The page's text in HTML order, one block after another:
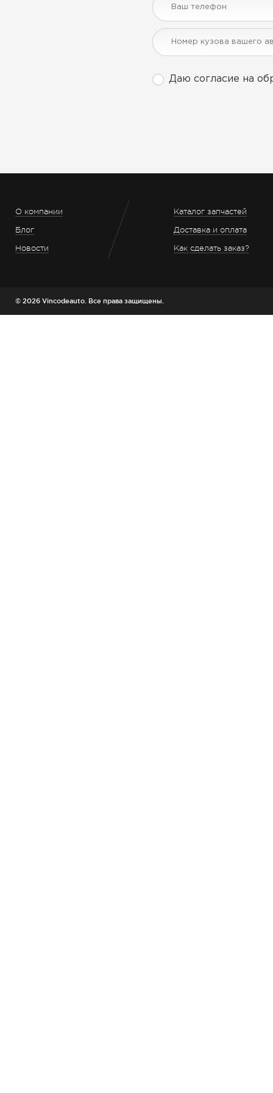
Даю согласие на
О компании
Блог
Новости
Каталог запчастей
Доставка и оплата
Как сделать заказ?
© 2026 Vincodeauto. Все права защищены.